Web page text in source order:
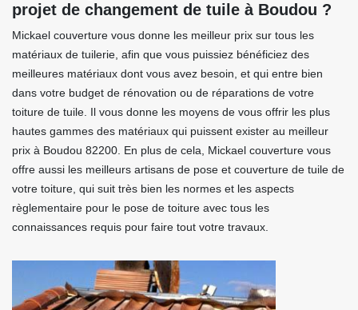
projet de changement de tuile à Boudou ?
Mickael couverture vous donne les meilleur prix sur tous les
matériaux de tuilerie, afin que vous puissiez bénéficiez des
meilleures matériaux dont vous avez besoin, et qui entre bien
dans votre budget de rénovation ou de réparations de votre
toiture de tuile. Il vous donne les moyens de vous offrir les plus
hautes gammes des matériaux qui puissent exister au meilleur
prix à Boudou 82200. En plus de cela, Mickael couverture vous
offre aussi les meilleurs artisans de pose et couverture de tuile de
votre toiture, qui suit très bien les normes et les aspects
règlementaire pour le pose de toiture avec tous les
connaissances requis pour faire tout votre travaux.